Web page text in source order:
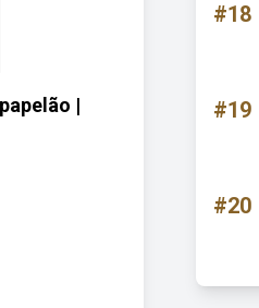
|
#18
#19
#20